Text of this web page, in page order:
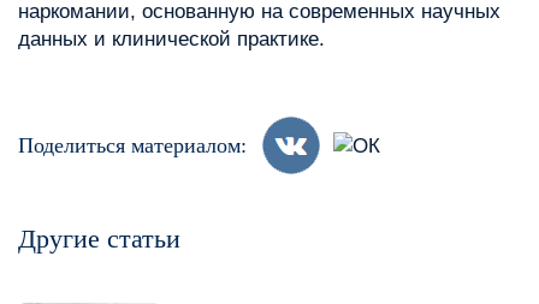
наркомании, основанную на современных научных
данных и клинической практике.
Поделиться материалом:
Другие статьи